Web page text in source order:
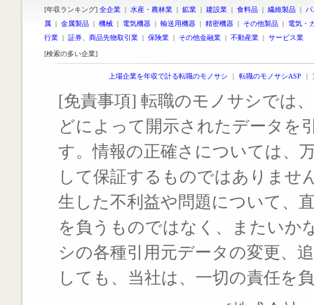
[年収ランキング] 全企業 | 水産・農林業 | 鉱業 | 建設業 | 食料品 | 繊維製品 |
属 | 金属製品 | 機械 | 電気機器 | 輸送用機器 | 精密機器 | その他製品 | 電気・
行業 | 証券、商品先物取引業 | 保険業 | その他金融業 | 不動産業 | サービス業
[検索の多い企業]
上場企業を年収で計る転職のモノサシ ｜ 転職のモノサシASP ｜
[免責事項] 転職のモノサシでは
どによって開示されたデータを
す。情報の正確さについては、
して保証するものではありませ
生した不利益や問題について、
を負うものではなく、またいか
シの各種引用元データの変更、
しても、当社は、一切の責任を